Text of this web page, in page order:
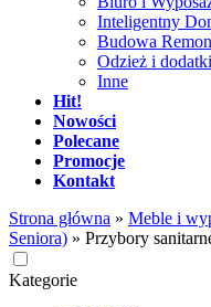
Inteligentny
Budowa
Odzież i dodatki
Inne
Hit!
Nowości
Polecane
Promocje
Kontakt
Strona główna » Meble i
Seniora) » Przybory
Kategorie